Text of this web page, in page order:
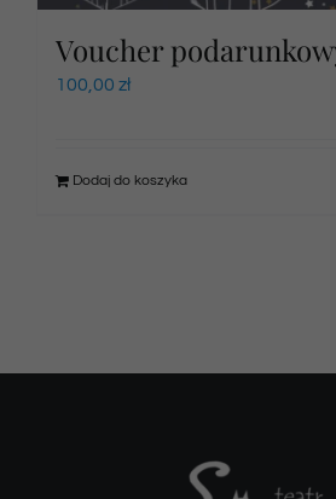
Voucher
100,00 zł
Dodaj do koszyka